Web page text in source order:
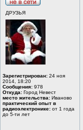
ДРУЗЬЯ
Зарегистрирован: 24 ноя
2014, 18:20
Сообщения: 978
Откуда: Город Невест
место жительства: Иваново
практический опыт в
радиоэлектронике: от 1 года
до 5-ти лет